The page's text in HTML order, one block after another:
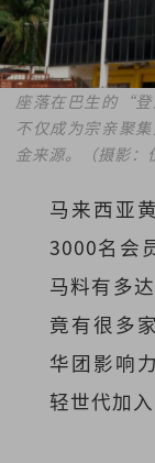
座落在巴生的“登
不仅成为宗亲聚
金来源。（摄影：
马来西亚
3000名会
马料有多
竟有很多
华团影响
轻世代加